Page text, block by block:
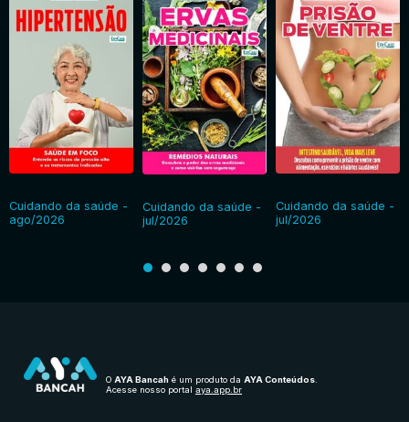
Cuidando da saúde -
ago/2026
Cuidando da saúde -
jul/2026
Cuidando da saúde -
jul/2026
O AYA Bancah é um produto da AYA Conteúdos
Acesse nosso portal aya.app.br